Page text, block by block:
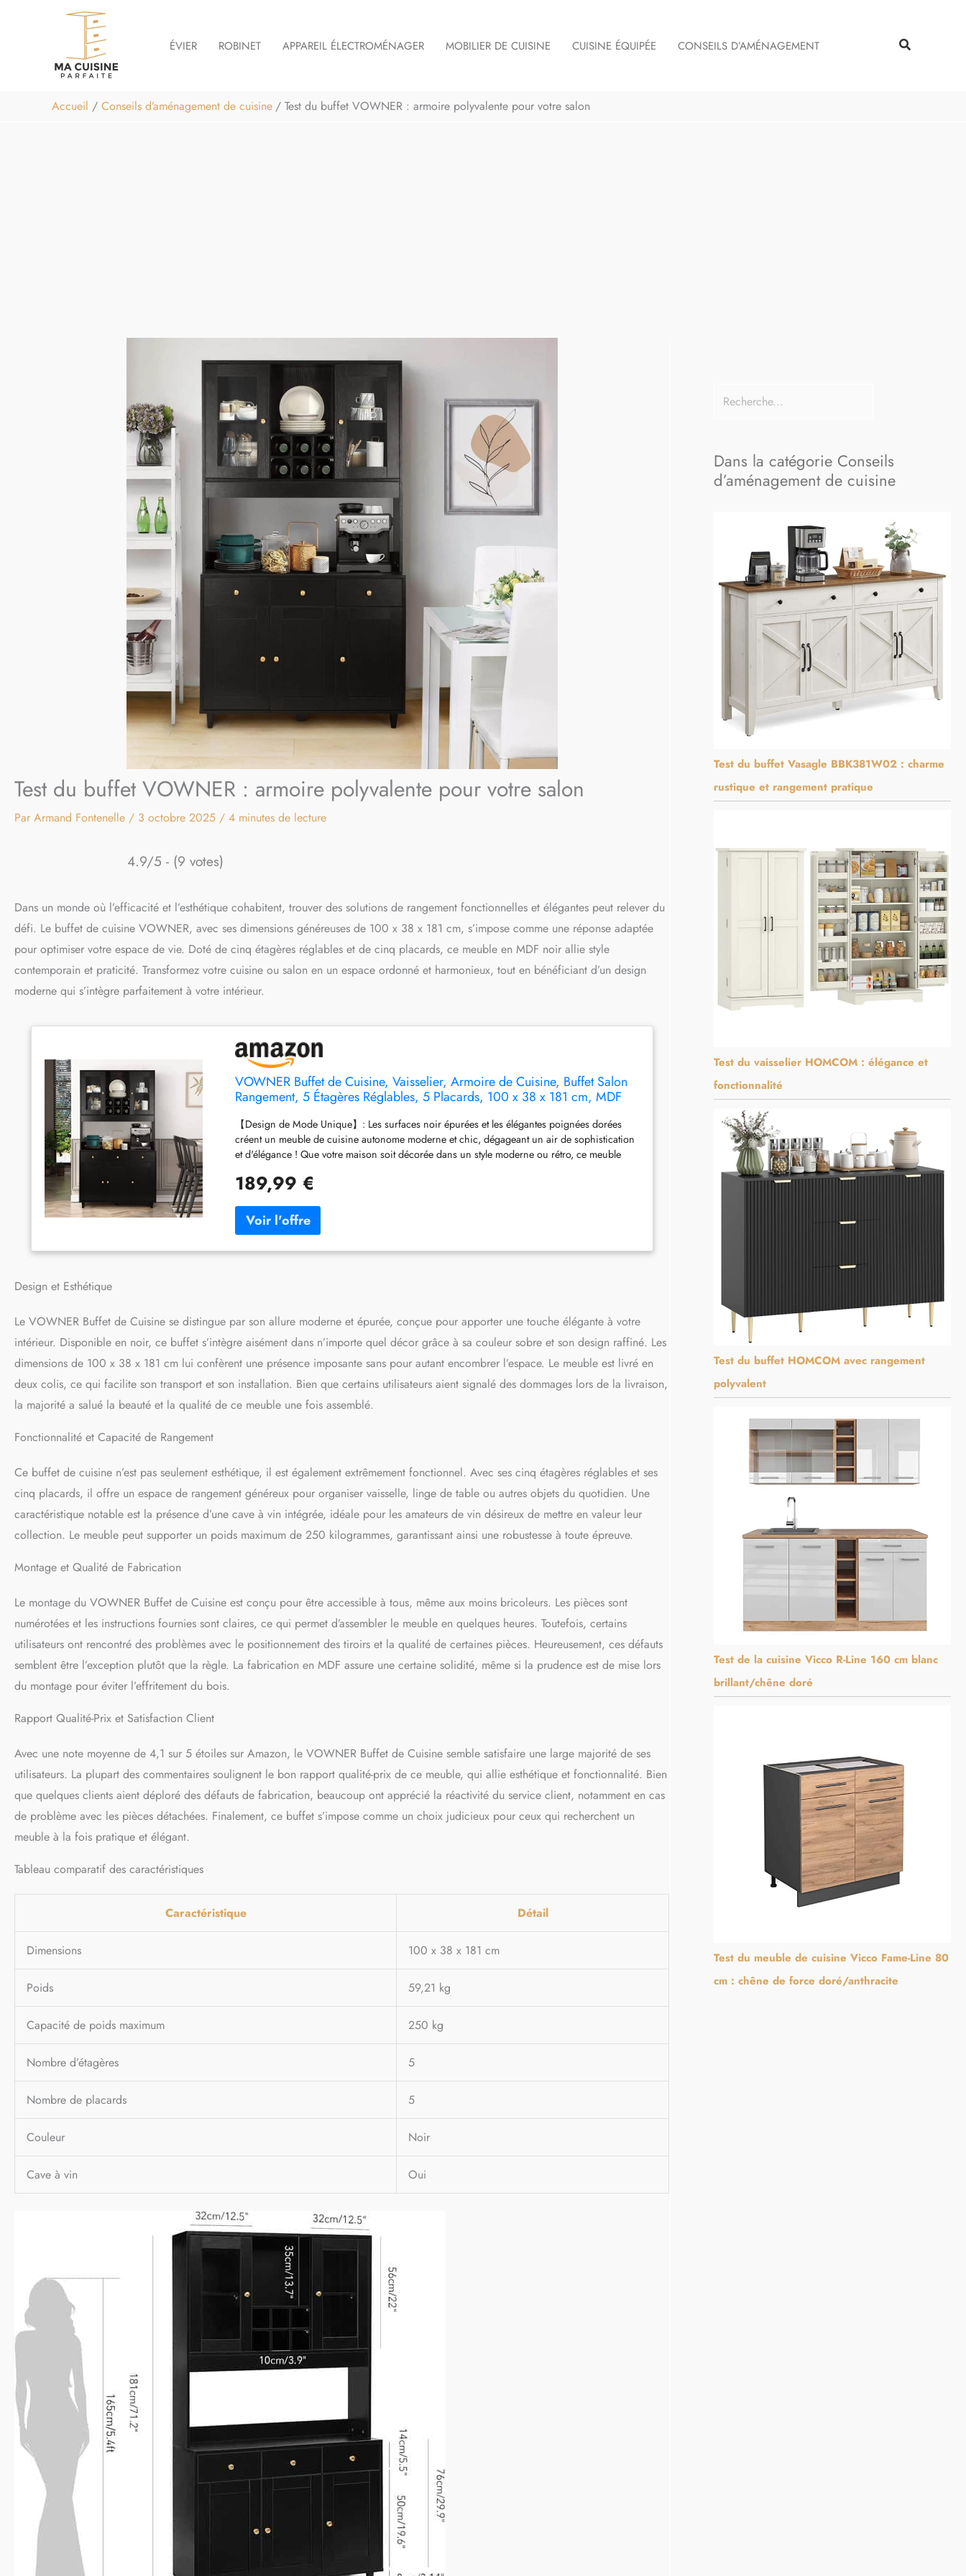
ÉVIER ROBINET APPAREIL ÉLECTROMÉNAGER MOBILIER DE CUISINE CUISINE ÉQUIPÉE CONSEILS D’AMÉNAGEMENT Rechercher
Accueil Conseils d’aménagement de cuisine Test du buffet VOWNER : armoire polyvalente pour votre salon
Test du buffet VOWNER : armoire polyvalente pour votre salon
Par Armand Fontenelle / 3 octobre 2025 / 4 minutes de lecture
4.9/5 - (9 votes)
Dans un monde où l’efficacité et l’esthétique cohabitent, trouver des solutions de rangement fonctionnelles et élégantes peut relever du
défi. Le buffet de cuisine VOWNER, avec ses dimensions généreuses de 100 x 38 x 181 cm, s’impose comme une réponse adaptée
pour optimiser votre espace de vie. Doté de cinq étagères réglables et de cinq placards, ce meuble en MDF noir allie style
contemporain et praticité. Transformez votre cuisine ou salon en un espace ordonné et harmonieux, tout en bénéficiant d’un design
moderne qui s’intègre parfaitement à votre intérieur.
VOWNER Buffet de Cuisine, Vaisselier, Armoire de Cuisine, Buffet Salon
Rangement, 5 Étagères Réglables, 5 Placards, 100 x 38 x 181 cm, MDF
【Design de Mode Unique】: Les surfaces noir épurées et les élégantes poignées dorées
créent un meuble de cuisine autonome moderne et chic, dégageant un air de sophistication
et d'élégance ! Que votre maison soit décorée dans un style moderne ou rétro, ce meuble
Rangement】: Ce meuble cuisine rangement comprend 5 armoires à portes et 3 tiroirs
afin de répondre à vos besoins individuels. 【Détails des Armoires de Rangement】:
39,3''W x 15''D x 71,2''H (100W x 38D x 181H cm), Taille du comptoir : 38''W x 15''D, Taille
189,99 €
Design et Esthétique
Le VOWNER Buffet de Cuisine se distingue par son allure moderne et épurée, conçue pour apporter une touche élégante à votre
intérieur. Disponible en noir, ce buffet s’intègre aisément dans n’importe quel décor grâce à sa couleur sobre et son design raffiné. Les
dimensions de 100 x 38 x 181 cm lui confèrent une présence imposante sans pour autant encombrer l’espace. Le meuble est livré en
deux colis, ce qui facilite son transport et son installation. Bien que certains utilisateurs aient signalé des dommages lors de la livraison,
la majorité a salué la beauté et la qualité de ce meuble une fois assemblé.
Fonctionnalité et Capacité de Rangement
Ce buffet de cuisine n’est pas seulement esthétique, il est également extrêmement fonctionnel. Avec ses cinq étagères réglables et ses
cinq placards, il offre un espace de rangement généreux pour organiser vaisselle, linge de table ou autres objets du quotidien. Une
caractéristique notable est la présence d’une cave à vin intégrée, idéale pour les amateurs de vin désireux de mettre en valeur leur
collection. Le meuble peut supporter un poids maximum de 250 kilogrammes, garantissant ainsi une robustesse à toute épreuve.
Montage et Qualité de Fabrication
Le montage du VOWNER Buffet de Cuisine est conçu pour être accessible à tous, même aux moins bricoleurs. Les pièces sont
numérotées et les instructions fournies sont claires, ce qui permet d’assembler le meuble en quelques heures. Toutefois, certains
utilisateurs ont rencontré des problèmes avec le positionnement des tiroirs et la qualité de certaines pièces. Heureusement, ces défauts
semblent être l’exception plutôt que la règle. La fabrication en MDF assure une certaine solidité, même si la prudence est de mise lors
du montage pour éviter l’effritement du bois.
Rapport Qualité-Prix et Satisfaction Client
Avec une note moyenne de 4,1 sur 5 étoiles sur Amazon, le VOWNER Buffet de Cuisine semble satisfaire une large majorité de ses
utilisateurs. La plupart des commentaires soulignent le bon rapport qualité-prix de ce meuble, qui allie esthétique et fonctionnalité. Bien
que quelques clients aient déploré des défauts de fabrication, beaucoup ont apprécié la réactivité du service client, notamment en cas
de problème avec les pièces détachées. Finalement, ce buffet s’impose comme un choix judicieux pour ceux qui recherchent un
meuble à la fois pratique et élégant.
Tableau comparatif des caractéristiques
Caractéristique Détail
Dimensions 100 x 38 x 181 cm
Poids 59,21 kg
Capacité de poids maximum 250 kg
Nombre d’étagères 5
Nombre de placards 5
Couleur Noir
Cave à vin Oui
Dans la catégorie Conseils
d’aménagement de cuisine
Test du buffet Vasagle BBK381W02 : charme
rustique et rangement pratique
Test du vaisselier HOMCOM : élégance et
fonctionnalité
Test du buffet HOMCOM avec rangement
polyvalent
Test de la cuisine Vicco R-Line 160 cm blanc
brillant/chêne doré
Test du meuble de cuisine Vicco Fame-Line 80
cm : chêne de force doré/anthracite